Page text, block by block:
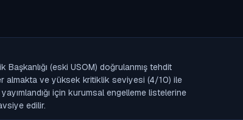
(eski USOM) doğrulanmış tehdit
almakta ve yüksek kritiklik seviyesi (4/10) ile
yayımlandığı için kurumsal engelleme listelerine
edilir.